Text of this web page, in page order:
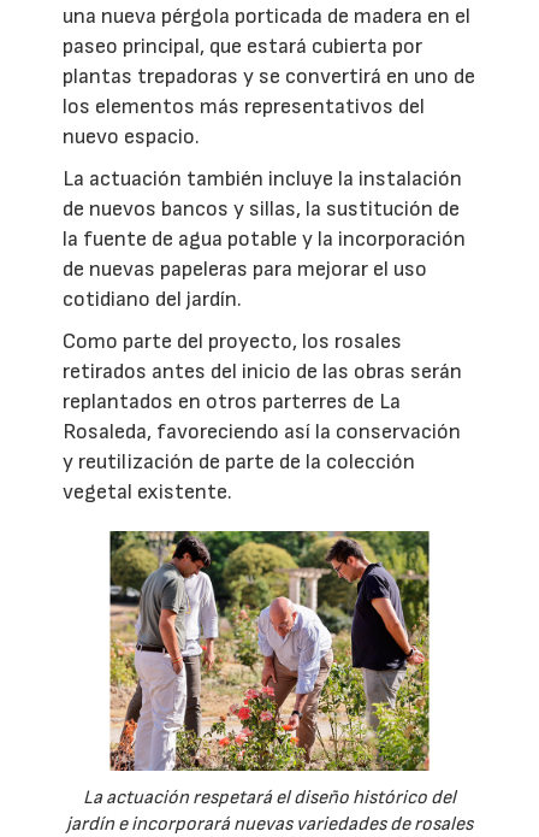
una nueva pérgola porticada de madera en el
paseo principal, que estará cubierta por
plantas trepadoras y se convertirá en uno de
los elementos más representativos del
nuevo espacio.
La actuación también incluye la instalación
de nuevos bancos y sillas, la sustitución de
la fuente de agua potable y la incorporación
de nuevas papeleras para mejorar el uso
cotidiano del jardín.
Como parte del proyecto, los rosales
retirados antes del inicio de las obras serán
replantados en otros parterres de La
Rosaleda, favoreciendo así la conservación
y reutilización de parte de la colección
vegetal existente.
La actuación respetará el diseño histórico del
jardín e incorporará nuevas variedades de rosales